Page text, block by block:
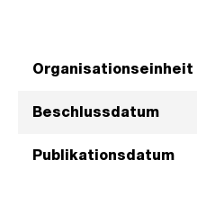
Organisationseinheit
Beschlussdatum
Publikationsdatum